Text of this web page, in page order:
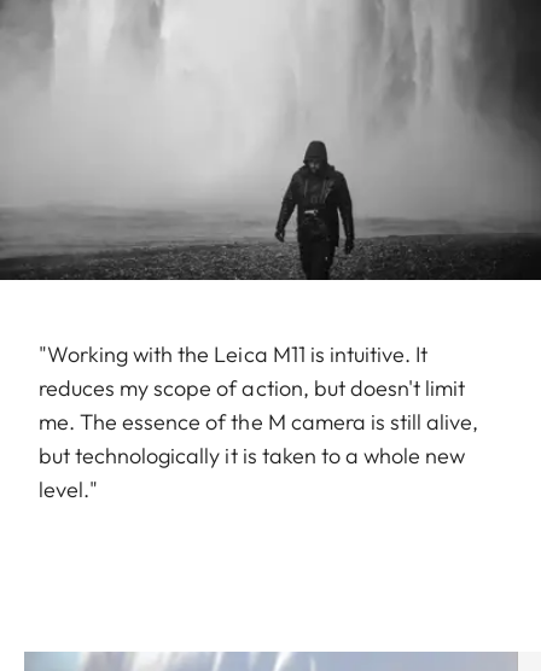
"Working with the Leica M11 is intuitive. It
reduces my scope of action, but doesn't limit
me. The essence of the M camera is still alive,
but technologically it is taken to a whole new
level."